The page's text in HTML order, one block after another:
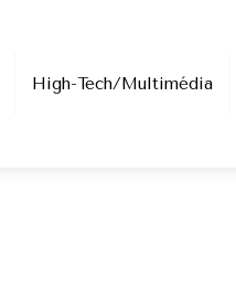
High-Tech/Multimédia